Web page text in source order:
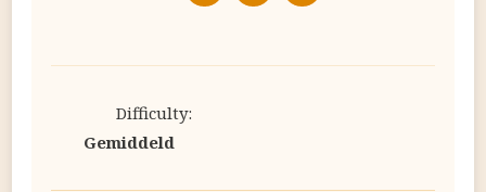
Difficulty:
Gemiddeld